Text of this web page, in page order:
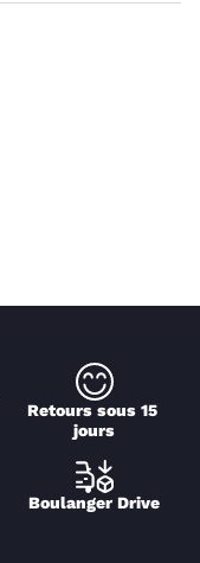
Retours sous 15
jours
Boulanger Drive